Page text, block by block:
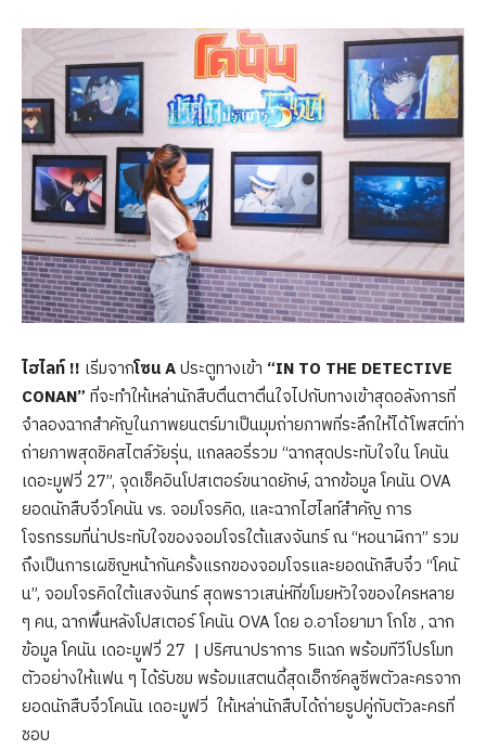
ไฮไลท์ !! เริ่มจากโซนAประตูทางเข้า “IN TO THE DETECTIVE
CONAN” ที่จะทำให้เหล่านักสืบตื่นตาตื่นใจไปกับทางเข้าสุดอลังการที่
จำลองฉากสำคัญในภาพยนตร์มาเป็นมุมถ่ายภาพที่ระลึกให้ได้โพสต์ท่า
ถ่ายภาพสุดชิคสไตล์วัยรุ่น, แกลลอรี่รวม “ฉากสุดประทับใจใน โคนัน
เดอะมูฟวี่ 27”, จุดเช็คอินโปสเตอร์ขนาดยักษ์, ฉากข้อมูล โคนัน OVA
ยอดนักสืบจิ๋วโคนัน vs. จอมโจรคิด, และฉากไฮไลท์สำคัญ การ
โจรกรรมที่น่าประทับใจของจอมโจรใต้แสงจันทร์ ณ “หอนาฬิกา” รวม
ถึงเป็นการเผชิญหน้ากันครั้งแรกของจอมโจรและยอดนักสืบจิ๋ว “โคนั
น”, จอมโจรคิดใต้แสงจันทร์ สุดพราวเสน่ห์ที่ขโมยหัวใจของใครหลาย
ๆ คน, ฉากพื้นหลังโปสเตอร์ โคนัน OVA โดย อ.อาโอยามา โกโช , ฉาก
ข้อมูล โคนัน เดอะมูฟวี่ 27 | ปริศนาปราการ 5แฉก พร้อมทีวีโปรโมท
ตัวอย่างให้แฟน ๆ ได้รับชม พร้อมแสตนดี้สุดเอ็กซ์คลูซีพตัวละครจาก
ยอดนักสืบจิ๋วโคนัน เดอะมูฟวี่ ให้เหล่านักสืบได้ถ่ายรูปคู่กับตัวละครที่
ชอบ